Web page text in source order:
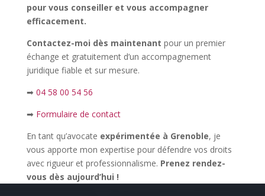
pour vous conseiller et vous accompagner
efficacement.
Contactez-moi dès maintenant pour un premier
échange et gratuitement d’un accompagnement
juridique fiable et sur mesure.
➡ 04 58 00 54 56
➡ Formulaire de contact
En tant qu’avocate expérimentée à Grenoble, je
vous apporte mon expertise pour défendre vos droits
avec rigueur et professionnalisme. Prenez rendez-
vous dès aujourd’hui !